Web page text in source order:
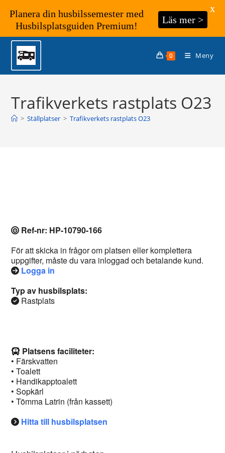
Hoppa
innehållet
0 Meny
Trafikverkets rastplats O23
> Ställplatser > Trafikverkets rastplats O23
Ref-nr: HP-10790-166
För att skicka in frågor om platsen eller komplettera
uppgifter, måste du vara inloggad och betalande kund.
Logga in
Typ av husbilsplats:
Rastplats
Platsens faciliteter:
• Färskvatten
• Toalett
• Handikapptoalett
• Sopkärl
• Tömma Latrin (från kassett)
Hitta till husbilsplatsen
Planera din husbilssemester med
Husbilsplatsguiden Premium!
Läs mer >
X